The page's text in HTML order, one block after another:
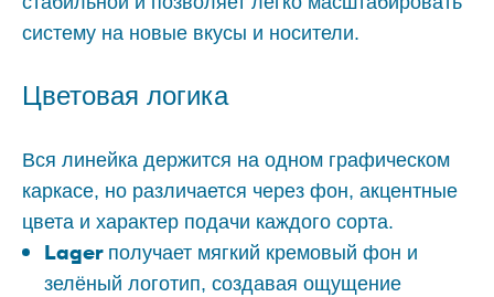
систему на новые вкусы и носители.
Цветовая логика
Вся линейка держится на одном графическом
каркасе, но различается через фон, акцентные
цвета и характер подачи каждого сорта.
Lager получает мягкий кремовый фон и
зелёный логотип, создавая ощущение